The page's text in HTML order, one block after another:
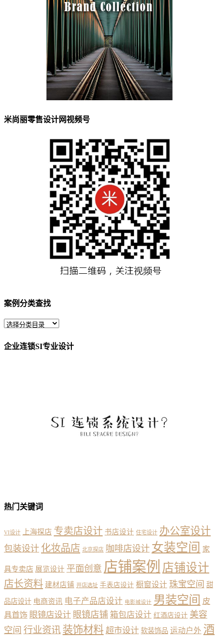
米尚丽零售设计网视频号
案例分类查找
企业连锁SI专业设计
热门关键词
VI设计 上海探店 专卖店设计 书店设计 住宅设计 办公室设计
包装设计 化妆品店 北京探店 咖啡店设计 女装空间 家
具专卖店 展览设计 平面创意 店铺案例 店铺设计
店长资料 建材店铺 开店选址 手表店设计 橱窗设计 珠宝空间 甜
品店设计 电商资讯 电子产品店设计 电影城设计 男装空间 皮
具首饰 眼镜店设计 眼镜店铺 箱包店设计 红酒店设计 美容
空间 行业资讯 装饰材料 超市设计 软装饰品 运动户外 酒